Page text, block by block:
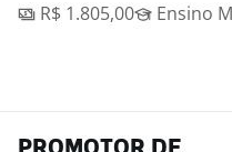
R$ 1.805,00
Ensino